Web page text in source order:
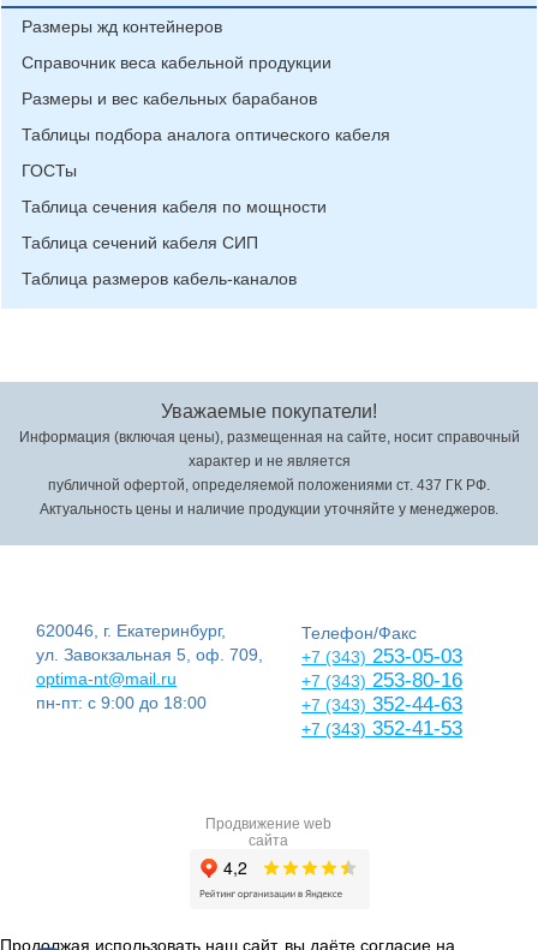
Размеры жд контейнеров
Справочник веса кабельной продукции
Размеры и вес кабельных барабанов
Таблицы подбора аналога оптического кабеля
ГОСТы
Таблица сечения кабеля по мощности
Таблица сечений кабеля СИП
Таблица размеров кабель-каналов
Уважаемые покупатели!
Информация (включая цены), размещенная на сайте, носит справочный
характер и не является
публичной офертой, определяемой положениями ст. 437 ГК РФ.
Актуальность цены и наличие продукции уточняйте у менеджеров.
620046, г. Екатеринбург,
ул. Завокзальная 5, оф. 709,
optima-nt@mail.ru
пн-пт: с 9:00 до 18:00
Телефон/Факс
+7 (343) 253-05-03
+7 (343) 253-80-16
+7 (343) 352-44-63
+7 (343) 352-41-53
Продвижение web
сайта
Продолжая использовать наш сайт, вы даёте согласие на